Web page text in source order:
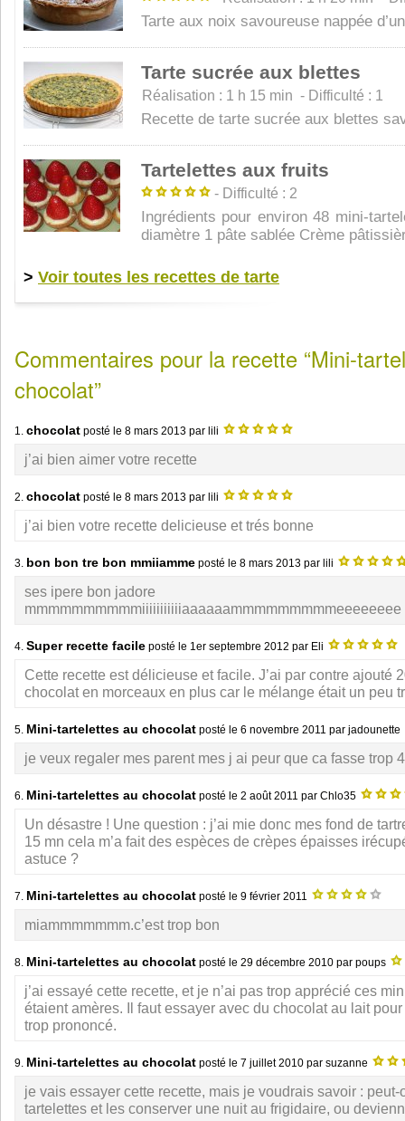
Tarte aux noix savoureuse nappée
Tarte sucrée aux blettes
Réalisation : 1 h 15 min - Difficulté : 1
Recette de tarte sucrée aux blettes
Tartelettes aux fruits
- Difficulté : 2
Ingrédients pour environ 48 mini-
diamètre 1 pâte sablée Crème
> Voir toutes les recettes de tarte
Commentaires pour la recette “Mini-
chocolat”
1. chocolat posté le 8 mars 2013 par lili
j’ai bien aimer votre recette
2. chocolat posté le 8 mars 2013 par lili
j’ai bien votre recette delicieuse et trés bonne
3. bon bon tre bon mmiiamme posté le 8 mars 2013 par lili
ses ipere bon jadore
mmmmmmmmmmiiiiiiiiiiiaaaaaammmmmmmmmeeeeeeee
4. Super recette facile posté le 1er septembre 2012 par Eli
Cette recette est délicieuse et facile. J’ai par contre ajouté
chocolat en morceaux en plus car le mélange était un peu
5. Mini-tartelettes au chocolat posté le 6 novembre 2011 par jadounette
je veux regaler mes parent mes j ai peur que ca fasse trop
6. Mini-tartelettes au chocolat posté le 2 août 2011 par Chlo35
Un désastre ! Une question : j’ai mie donc mes fond de
15 mn cela m’a fait des espèces de crèpes épaisses
astuce ?
7. Mini-tartelettes au chocolat posté le 9 février 2011
miammmmmmm.c’est trop bon
8. Mini-tartelettes au chocolat posté le 29 décembre 2010 par poups
j’ai essayé cette recette, et je n’ai pas trop apprécié ces
étaient amères. Il faut essayer avec du chocolat au lait
trop prononcé.
9. Mini-tartelettes au chocolat posté le 7 juillet 2010 par suzanne
je vais essayer cette recette, mais je voudrais savoir :
tartelettes et les conserver une nuit au frigidaire, ou